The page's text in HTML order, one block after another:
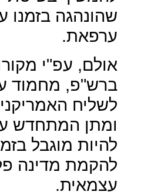
שהונהגה בזמנו
ערפאת.
אולם, עפ"י
ברש"פ, מחמוד
לשליח
ומתן המתחדש
להיות מוגבל
להקמת מדינה
עצמאית.